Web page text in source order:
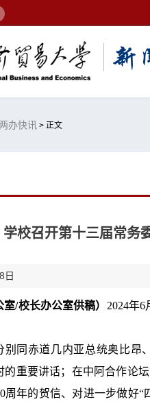
两办快讯 > 正文
学校召开第十三届常务
日
/校长办公室供稿） 2024年
别同赤道几内亚总统奥比昂
重要讲话；在中阿合作论
周年的贺信、对进一步做好